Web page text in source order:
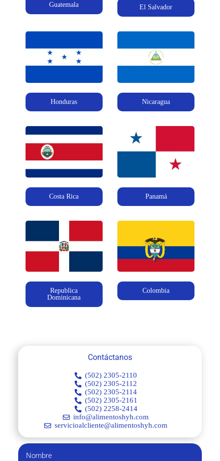
Guatemala El Salvador
Honduras Nicaragua
Costa Rica Panamá
Republica
Dominicana
Colombia
Contáctanos
(502) 2305-2110
(502) 2305-2112
(502) 2305-2114
(502) 2305-2161
(502) 2258-2414
info@alimentoshyh.com
servicioalcliente@alimentoshyh.com
Nombre